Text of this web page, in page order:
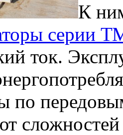
К
серии
ток.
по